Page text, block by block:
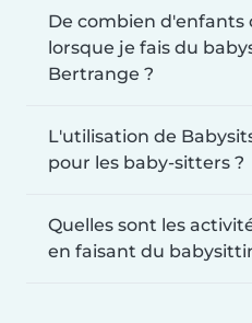
De combien d'enfants
lorsque je fais du
Bertrange ?
L'utilisation de
pour les baby-sitters ?
Quelles sont les
en faisant du